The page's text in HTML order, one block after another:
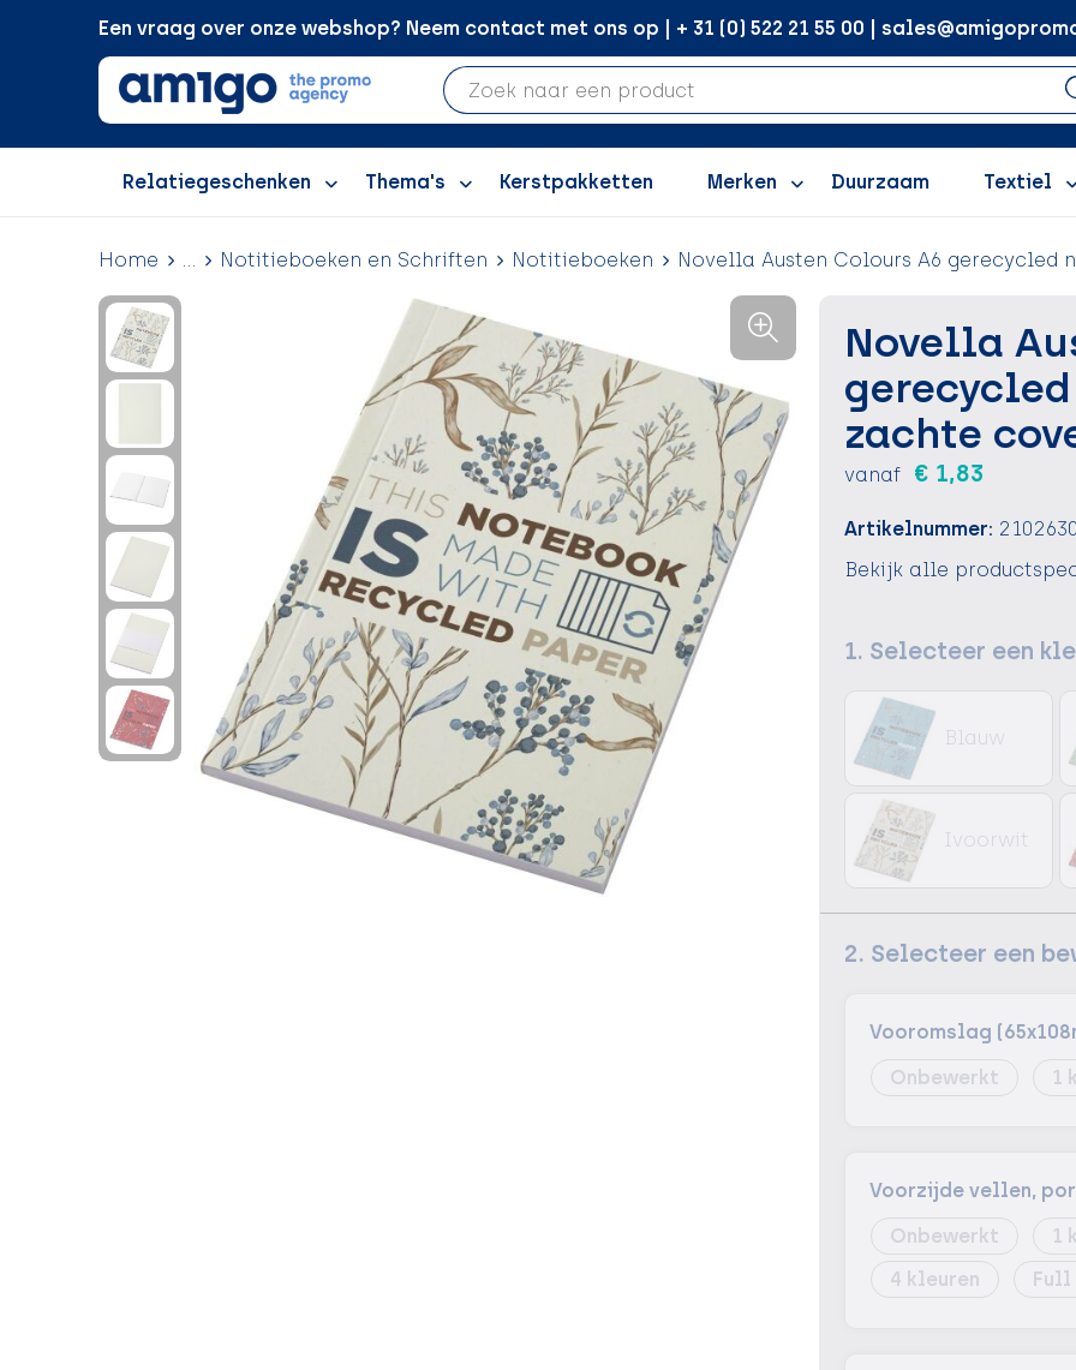
Een vraag over onze webshop? Neem contact met ons op | + 31 (0) 522 21 55 00 |
Relatiegeschenken Thema's Kerstpakketten Merken Duurzaam Textiel
Home ... Notitieboeken en Schriften Notitieboeken Novella Austen Colours A6
Novella
zachte
vanaf € 1,83
Artikelnummer:
Bekijk alle
1. Selecteer een
Blauw
Ivoorwit
2. Selecteer een
Vooromslag
Onbewerkt
1
Voorzijde vellen,
Onbewerkt
1
4
Full